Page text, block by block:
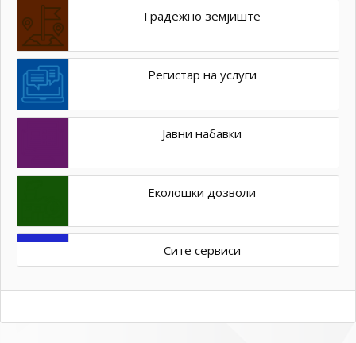
Градежно земјиште
Регистар на услуги
Јавни набавки
Еколошки дозволи
Сите сервиси